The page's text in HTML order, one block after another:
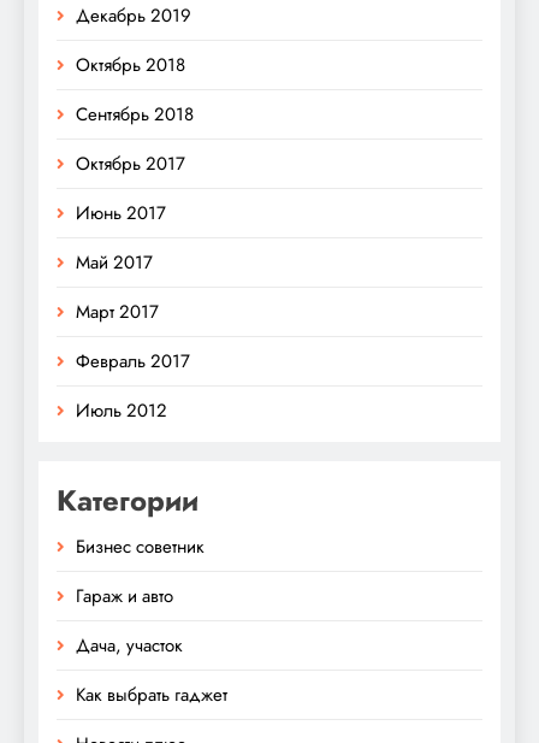
Декабрь 2019
Октябрь 2018
Сентябрь 2018
Октябрь 2017
Июнь 2017
Май 2017
Март 2017
Февраль 2017
Июль 2012
Категории
Бизнес советник
Гараж и авто
Дача, участок
Как выбрать гаджет